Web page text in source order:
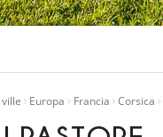
Europa Francia Corsica